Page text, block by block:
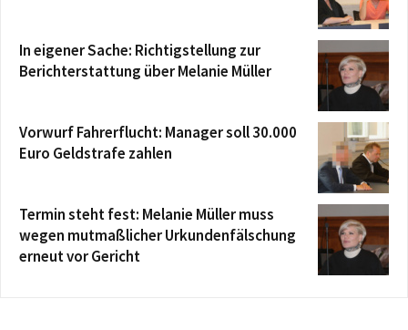
In eigener Sache: Richtigstellung zur
Berichterstattung über Melanie Müller
Vorwurf Fahrerflucht: Manager soll 30.000
Euro Geldstrafe zahlen
Termin steht fest: Melanie Müller muss
wegen mutmaßlicher Urkundenfälschung
erneut vor Gericht